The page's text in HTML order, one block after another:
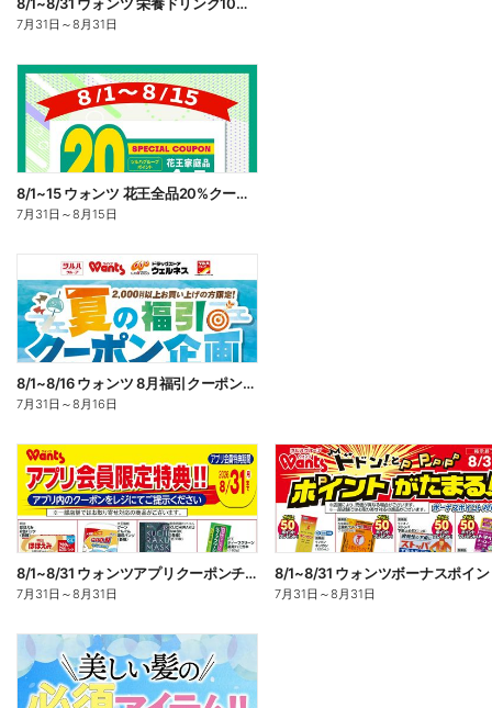
7月31日 ～8月31日
8/1~15 ウォンツ 花王全品20%クーポン
7月31日 ～8月15日
8/1~8/16 ウォンツ 8月福引クーポン企画
7月31日 ～8月16日
8/1~8/31 ウォンツアプリクーポンチラシ
7月31日 ～8月31日 7月31日 ～8月31日